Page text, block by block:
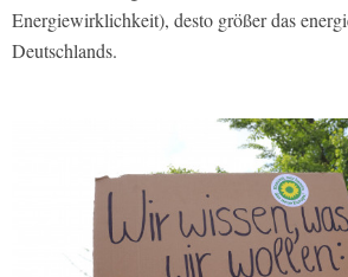
Energiewirklichkeit), desto größer das
Deutschlands.